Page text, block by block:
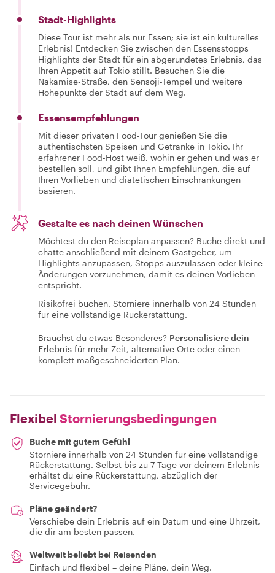
Stadt-Highlights
Diese Tour ist mehr als nur Essen; sie ist ein kulturelles
Erlebnis! Entdecken Sie zwischen den Essensstopps
Highlights der Stadt für ein abgerundetes Erlebnis, das
Ihren Appetit auf Tokio stillt. Besuchen Sie die
Nakamise-Straße, den Sensoji-Tempel und weitere
Höhepunkte der Stadt auf dem Weg.
Essensempfehlungen
Mit dieser privaten Food-Tour genießen Sie die
authentischsten Speisen und Getränke in Tokio. Ihr
erfahrener Food-Host weiß, wohin er gehen und was er
bestellen soll, und gibt Ihnen Empfehlungen, die auf
Ihren Vorlieben und diätetischen Einschränkungen
basieren.
Gestalte es nach deinen Wünschen
Möchtest du den Reiseplan anpassen? Buche direkt und
chatte anschließend mit deinem Gastgeber, um
Highlights anzupassen, Stopps auszulassen oder kleine
Änderungen vorzunehmen, damit es deinen Vorlieben
entspricht.
Risikofrei buchen. Storniere innerhalb von 24 Stunden
für eine vollständige Rückerstattung.
Brauchst du etwas Besonderes? Personalisiere dein
Erlebnis für mehr Zeit, alternative Orte oder einen
komplett maßgeschneiderten Plan.
Flexibel Stornierungsbedingungen
Buche mit gutem Gefühl
Storniere innerhalb von 24 Stunden für eine vollständige
Rückerstattung. Selbst bis zu 7 Tage vor deinem Erlebnis
erhältst du eine Rückerstattung, abzüglich der
Servicegebühr.
Pläne geändert?
Verschiebe dein Erlebnis auf ein Datum und eine Uhrzeit,
die dir am besten passen.
Weltweit beliebt bei Reisenden
Einfach und flexibel – deine Pläne, dein Weg.